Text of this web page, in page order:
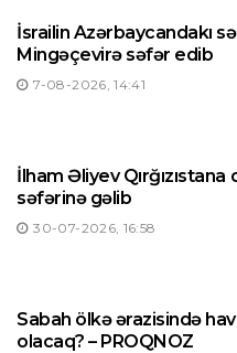
İsrailin Azərbaycandakı
Mingəçevirə səfər edib
7-08-2026, 14:41
İlham Əliyev Qırğızıstana
səfərinə gəlib
30-07-2026, 16:58
Sabah ölkə ərazisində
olacaq? – PROQNOZ